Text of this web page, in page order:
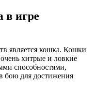
в игре
является кошка. Кошки
хитрые и ловкие
способностями,
бою для достижения